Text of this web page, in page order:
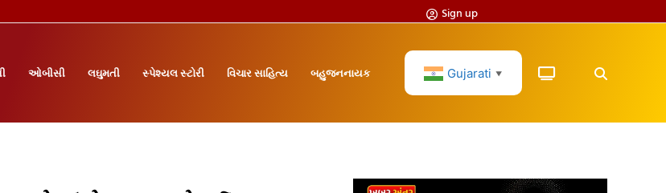
Sign up
ઓબીસી લઘુમતી સ્પેશ્યલ સ્ટોરી વિચાર સાહિત્ય બહુજનનાયક Gujarati ▼